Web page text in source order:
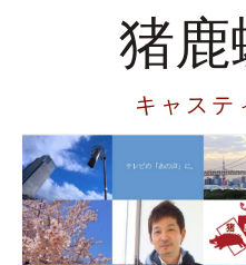
猪鹿
キャステ